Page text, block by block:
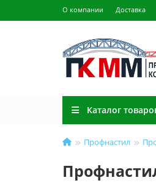
О компании Доставка
Каталог
Профнастил